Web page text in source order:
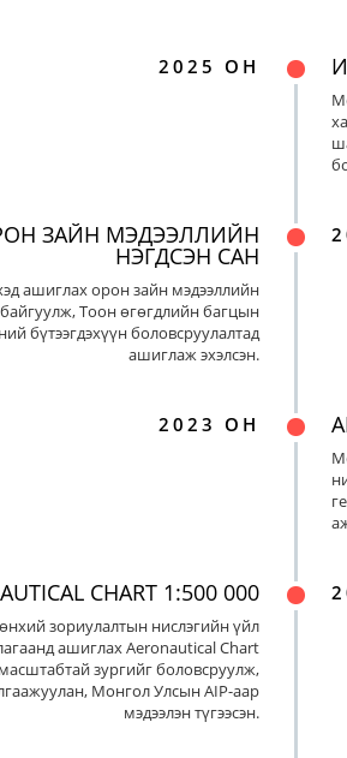
2025 ОН
ЗАЙН МЭДЭЭЛЛИЙН
НЭГДСЭН САН
ашиглах орон зайн мэдээллийн
байгуулж, Тоон өгөгдлийн багцын
бүтээгдэхүүн боловсруулалтад
ашиглаж эхэлсэн.
2023 ОН
CHART 1:500 000
зориулалтын нислэгийн үйл
ашиглах Aeronautical Chart
зургийг боловсруулж,
Монгол Улсын AIP-аар
мэдээлэн түгээсэн.